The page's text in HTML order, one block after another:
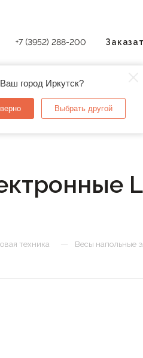
Ваш город Иркутск?
Выбрать другой
+7 (3952) 288-200
техника — Весы напольные